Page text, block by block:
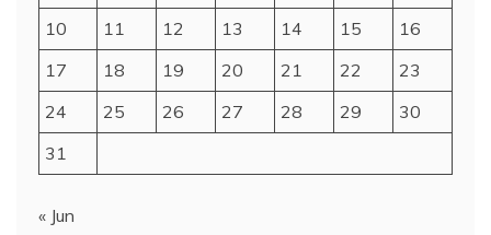
10
11 12 13 14 15
16
17
18 19 20 21 22
23
24
25 26 27 28 29
30
31
« Jun